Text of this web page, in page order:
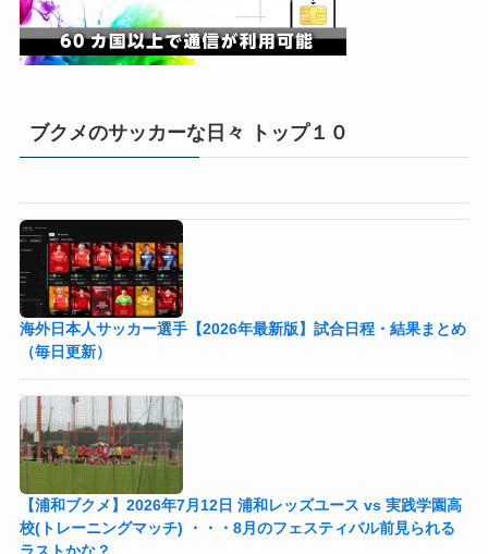
ブクメのサッカーな日々 トップ１０
海外日本人サッカー選手【2026年最新版】試合日程・結果まとめ
（毎日更新）
【浦和ブクメ】2026年7月12日 浦和レッズユース vs 実践学園高
校(トレーニングマッチ) ・・・8月のフェスティバル前見られる
ラストかな？